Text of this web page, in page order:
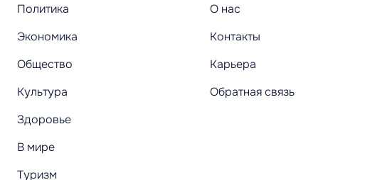
Политика
Экономика
Общество
Культура
Здоровье
В мире
Туризм
О нас
Контакты
Карьера
Обратная связь